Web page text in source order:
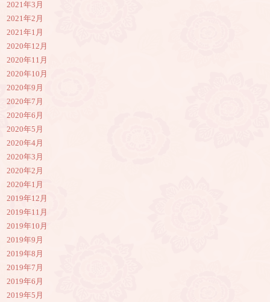
2021年3月
2021年2月
2021年1月
2020年12月
2020年11月
2020年10月
2020年9月
2020年7月
2020年6月
2020年5月
2020年4月
2020年3月
2020年2月
2020年1月
2019年12月
2019年11月
2019年10月
2019年9月
2019年8月
2019年7月
2019年6月
2019年5月